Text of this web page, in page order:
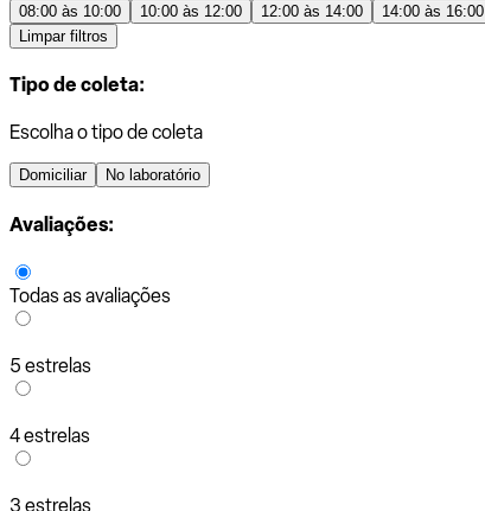
08:00 às 10:00 10:00 às 12:00 12:00 às 14:00 14:00 às 16:00
Limpar filtros
Tipo de coleta:
Escolha o tipo de coleta
Domiciliar No laboratório
Avaliações:
Todas as avaliações
5 estrelas
4 estrelas
3 estrelas